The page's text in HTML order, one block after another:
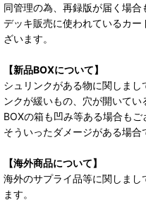
同管理の為、再録版が届く場合
デッキ販売に使われているカ
ざいます。
【新品BOXについて】
シュリンクがある物に関しま
ンクが緩いもの、穴が開いてい
BOXの箱も凹み等ある場合もご
そういったダメージがある場合
【海外商品について】
海外のサプライ品等に関しま
ます。